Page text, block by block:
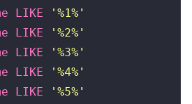
LIKE
'%1%'
LIKE
'%2%'
LIKE
'%3%'
LIKE
'%4%'
LIKE
'%5%'